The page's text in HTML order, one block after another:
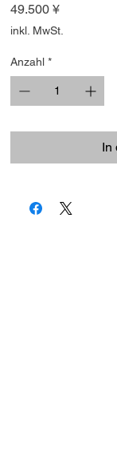
49.500 ¥Preis
inkl. MwSt.
Anzahl *
In